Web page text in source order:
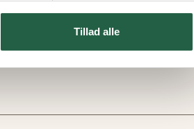
Tillad alle